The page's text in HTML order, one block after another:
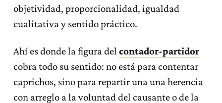
objetividad, proporcionalidad, igualdad
cualitativa y sentido práctico.
Ahí es donde la figura del contador-partidor
cobra todo su sentido: no está para contentar
caprichos, sino para repartir una una herencia
con arreglo a la voluntad del causante o de la